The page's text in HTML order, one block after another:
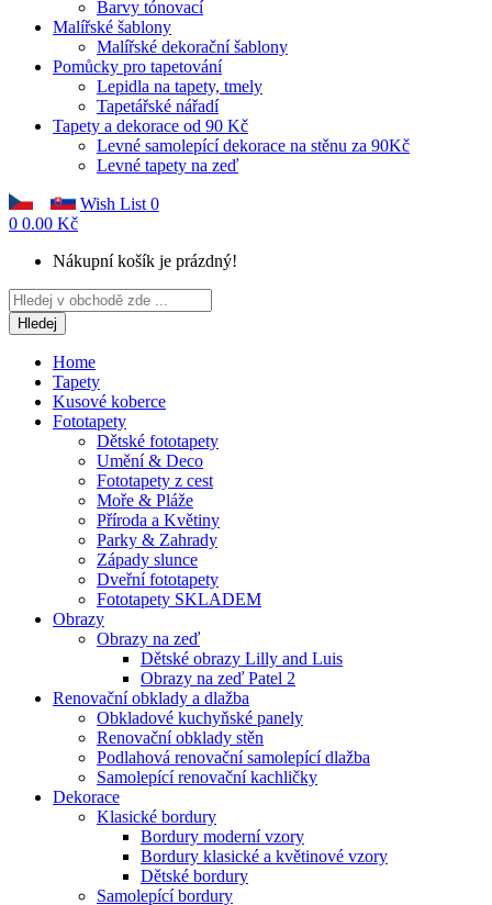
Barvy tónovací
Malířské šablony
Malířské dekorační šablony
Pomůcky pro tapetování
Lepidla na tapety, tmely
Tapetářské nářadí
Tapety a dekorace od 90 Kč
Levné samolepící dekorace na stěnu za 90Kč
Levné tapety na zeď
Wish List 0
0 0.00 Kč
Nákupní košík je prázdný!
Hledej
Home
Tapety
Kusové koberce
Fototapety
Dětské fototapety
Umění & Deco
Fototapety z cest
Moře & Pláže
Příroda a Květiny
Parky & Zahrady
Západy slunce
Dveřní fototapety
Fototapety SKLADEM
Obrazy
Obrazy na zeď
Dětské obrazy Lilly and Luis
Obrazy na zeď Patel 2
Renovační obklady a dlažba
Obkladové kuchyňské panely
Renovační obklady stěn
Podlahová renovační samolepící dlažba
Samolepící renovační kachličky
Dekorace
Klasické bordury
Bordury moderní vzory
Bordury klasické a květinové vzory
Dětské bordury
Samolepící bordury